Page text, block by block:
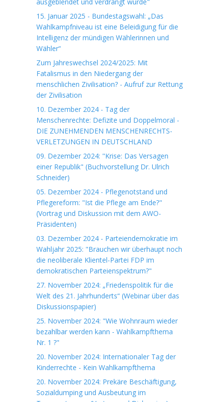
15. Januar 2025 - Bundestagswahl: „Das
Wahlkampfniveau ist eine Beleidigung für die
Intelligenz der mündigen Wählerinnen und
Wähler“
Zum Jahreswechsel 2024/2025: Mit
Fatalismus in den Niedergang der
menschlichen Zivilisation? - Aufruf zur Rettung
der Zivilisation
10. Dezember 2024 - Tag der
Menschenrechte: Defizite und Doppelmoral -
DIE ZUNEHMENDEN MENSCHENRECHTS-
VERLETZUNGEN IN DEUTSCHLAND
09. Dezember 2024: "Krise: Das Versagen
einer Republik" (Buchvorstellung Dr. Ulrich
Schneider)
05. Dezember 2024 - Pflegenotstand und
Pflegereform: "Ist die Pflege am Ende?"
(Vortrag und Diskussion mit dem AWO-
Präsidenten)
03. Dezember 2024 - Parteiendemokratie im
Wahljahr 2025: "Brauchen wir überhaupt noch
die neoliberale Klientel-Partei FDP im
demokratischen Parteienspektrum?"
27. November 2024: „Friedenspolitik für die
Welt des 21. Jahrhunderts“ (Webinar über das
Diskussionspapier)
25. November 2024: "Wie Wohnraum wieder
bezahlbar werden kann - Wahlkampfthema
Nr. 1 ?"
20. November 2024: Internationaler Tag der
Kinderrechte - Kein Wahlkampfthema
20. November 2024: Prekäre Beschäftigung,
Sozialdumping und Ausbeutung im